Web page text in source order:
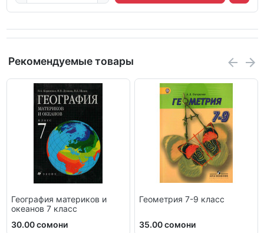
Рекомендуемые товары
География материков и
океанов 7 класс
30.00 сомони
Геометрия 7-9 класс
35.00 сомони